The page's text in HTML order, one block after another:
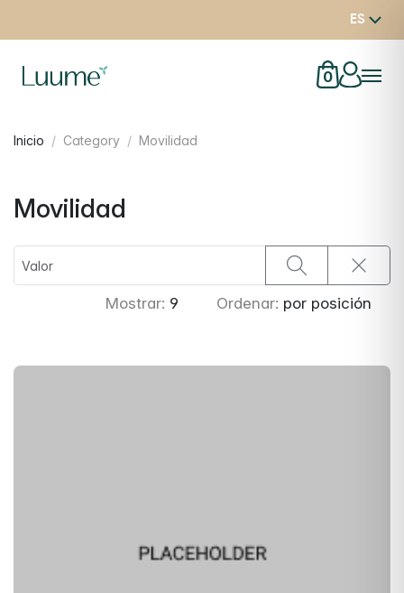
ES
0
Inicio Category Movilidad
Movilidad
Mostrar: 9 Ordenar: por posición